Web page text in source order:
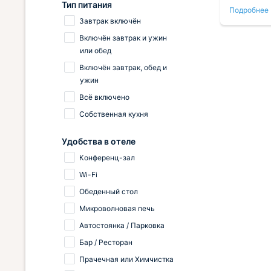
комфортно. Однозначно
рекомендуем!
Подробнее
но всё
шкаф
Подробнее
Тип питания
Завтрак включён
Включён завтрак и ужин
или обед
Включён завтрак, обед и
ужин
Всё включено
Собственная кухня
Удобства в отеле
Конференц-зал
Wi-Fi
Обеденный стол
Микроволновая печь
Автостоянка / Парковка
Бар / Ресторан
Прачечная или Химчистка